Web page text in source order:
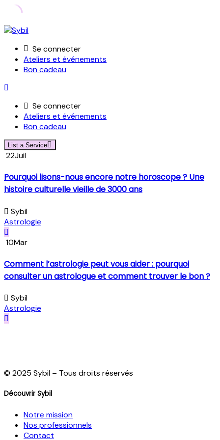
Skip
contentSe connecter
Ateliers et événements
Bon cadeau
Se connecter
Ateliers et événements
Bon cadeau
List a Service
22Juil
Pourquoi lisons-nous encore notre horoscope ? Une
histoire culturelle vieille de 3000 ans
Sybil
Astrologie
10Mar
Comment l’astrologie peut vous aider : pourquoi
consulter un astrologue et comment trouver le bon ?
Sybil
Astrologie
© 2025 Sybil – Tous droits réservés
Découvrir Sybil
Notre mission
Nos professionnels
Contact